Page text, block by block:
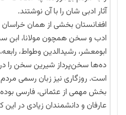
آثار ادبی شان را با آن نوشتند.
افغانستان بخشی از همان خراسان
ادب و سخن همچون مولانا، ابن­
ابومعشر، رشیدالدین وطواط،
ده‌ها سخن­‌پرداز شیرین سخن را در
است. روزگاری نیز زبان رسمی
بخش مهمی از عثمانی، فارسی
عارفان و دانشمندان زیادی در